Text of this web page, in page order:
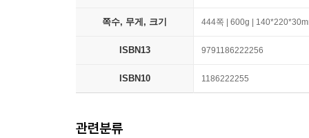
쪽수, 무게, 크기 444쪽 | 600g |
ISBN13 9791186222256
ISBN10 1186222255
관련분류